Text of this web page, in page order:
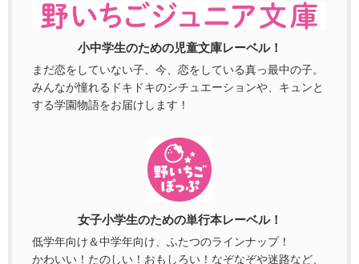
小中学生のための児童文庫レーベル！
まだ恋をしていない子、今、恋をしている真っ最中の子。
みんなが憧れるドキドキのシチュエーションや、キュンと
する学園物語をお届けします！
女子小学生のための単行本レーベル！
低学年向け＆中学年向け、ふたつのラインナップ！
かわいい！たのしい！おもしろい！なぞなぞや迷路など、